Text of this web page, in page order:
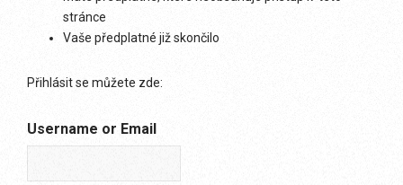
stránce
Vaše předplatné již skončilo
Přihlásit se můžete zde:
Username or Email